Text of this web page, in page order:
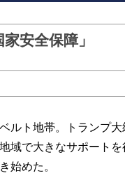
安全保障」
ルト地帯。トランプ大
域で大きなサポートを
始めた。